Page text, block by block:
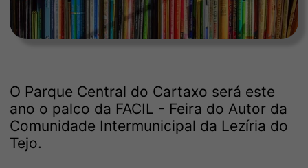
O Parque Central do Cartaxo será este
ano o palco da FACIL - Feira do Autor da
Comunidade Intermunicipal da Lezíria do
Tejo.